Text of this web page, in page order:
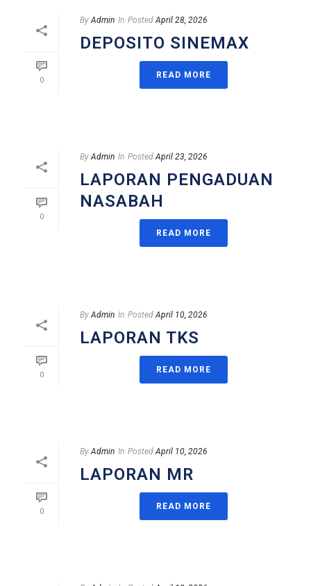
0
By Admin In Posted April 28, 2026
DEPOSITO SINEMAX
READ MORE
0
By Admin In Posted April 23, 2026
LAPORAN PENGADUAN
NASABAH
READ MORE
0
By Admin In Posted April 10, 2026
LAPORAN TKS
READ MORE
0
By Admin In Posted April 10, 2026
LAPORAN MR
READ MORE